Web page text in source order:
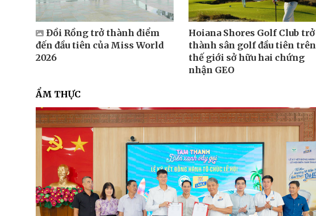
Đồi Rồng trở thành điểm
đến đầu tiên của Miss World
2026
Hoiana Shores Golf Club trở
thành sân golf đầu tiên trên
thế giới sở hữu hai chứng
nhận GEO
ẨM THỰC